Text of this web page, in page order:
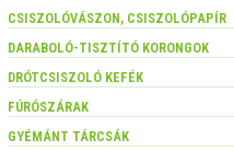
CSISZOLÓVÁSZON, CSISZOLÓPAPÍR
DARABOLÓ-TISZTÍTÓ KORONGOK
DRÓTCSISZOLÓ KEFÉK
FÚRÓSZÁRAK
GYÉMÁNT TÁRCSÁK